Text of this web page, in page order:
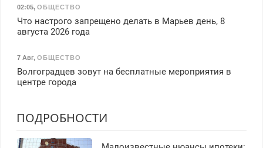
02:05, ОБЩЕСТВО
Что настрого запрещено делать в Марьев день, 8
августа 2026 года
7 Авг, ОБЩЕСТВО
Волгоградцев зовут на бесплатные мероприятия в
центре города
ПОДРОБНОСТИ